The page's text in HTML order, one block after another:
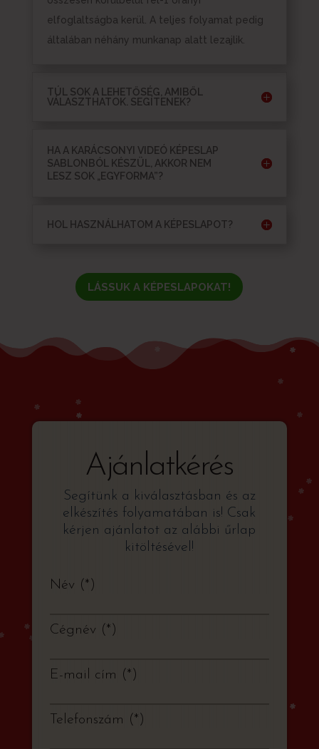
elfoglaltságba kerül. A teljes folyamat pedig
általában néhány munkanap alatt lezajlik.
TÚL SOK A LEHETŐSÉG, AMIBŐL
VÁLASZTHATOK. SEGÍTENEK?
HA A KARÁCSONYI VIDEÓ KÉPESLAP
SABLONBÓL KÉSZÜL, AKKOR NEM
LESZ SOK „EGYFORMA”?
HOL HASZNÁLHATOM A KÉPESLAPOT?
LÁSSUK A KÉPESLAPOKAT!
Ajánlatkérés
Segítünk a kiválasztásban és az
elkészítés folyamatában is! Csak
kérjen ajánlatot az alábbi űrlap
kitöltésével!
Név *
Cégnév *
E-mail cím *
Telefonszám *